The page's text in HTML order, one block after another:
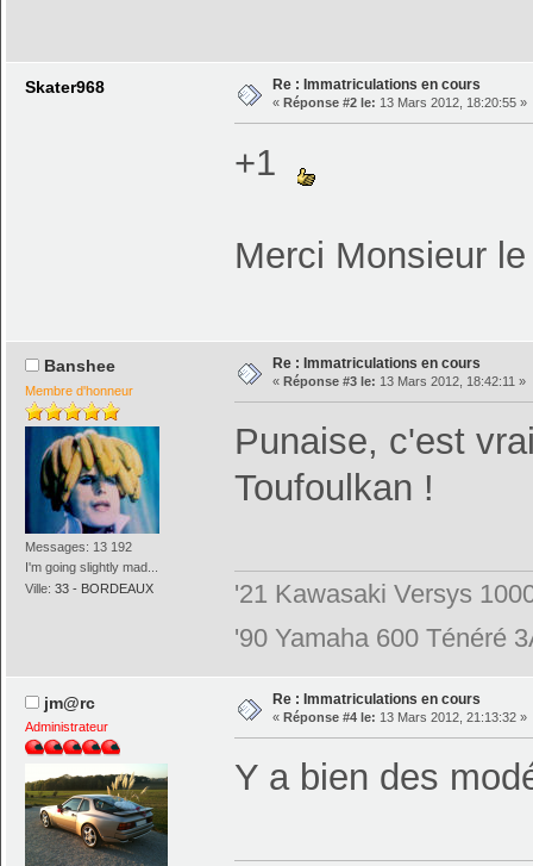
Skater968 Re : Immatriculations en cours
« Réponse #2 le: 13 Mars 2012, 18:20:55 »
+1
Merci Monsieur
Banshee
Membre d'honneur
Messages: 13 192
I'm going slightly mad...
Ville:33 - BORDEAUX
Re : Immatriculations en cours
« Réponse #3 le: 13 Mars 2012, 18:42:11 »
Punaise, c'est
Toufoulkan !
'21 Kawasaki Versys
'90 Yamaha 600 Ténéré
jm@rc
Administrateur
Re : Immatriculations en cours
« Réponse #4 le: 13 Mars 2012, 21:13:32 »
Y a bien des